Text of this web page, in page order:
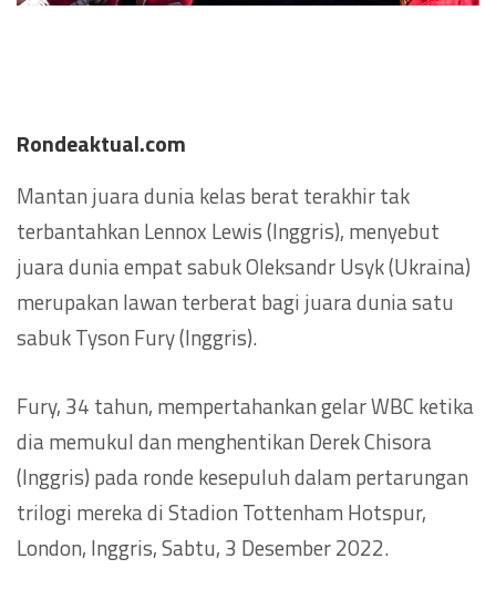
Rondeaktual.com
Mantan juara dunia kelas berat terakhir tak
terbantahkan Lennox Lewis (Inggris), menyebut
juara dunia empat sabuk Oleksandr Usyk (Ukraina)
merupakan lawan terberat bagi juara dunia satu
sabuk Tyson Fury (Inggris).
Fury, 34 tahun, mempertahankan gelar WBC ketika
dia memukul dan menghentikan Derek Chisora
(Inggris) pada ronde kesepuluh dalam pertarungan
trilogi mereka di Stadion Tottenham Hotspur,
London, Inggris, Sabtu, 3 Desember 2022.